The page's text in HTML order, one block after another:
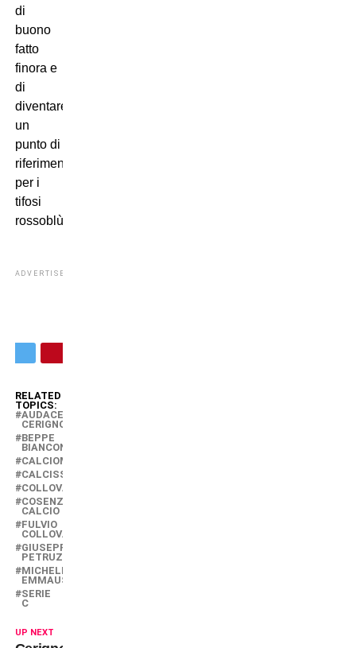
di
buono
fatto
finora e
di
diventare
un
punto di
riferimento
per i
tifosi
rossoblù.
ADVERTISEMENT
RELATED
TOPICS:
AUDACE
CERIGNOLA
BEPPE
BIANCONERO
CALCIOMERCATO
CALCISSIMO
COLLOVATI
COSENZA
CALCIO
FULVIO
COLLOVATI
GIUSEPPE
PETRUZZINI
MICHELE
EMMAUSSO
SERIE
C
UP NEXT